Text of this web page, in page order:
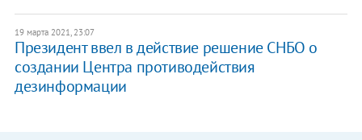
19 марта 2021, 23:07
Президент ввел в действие решение СНБО о
создании Центра противодействия
дезинформации